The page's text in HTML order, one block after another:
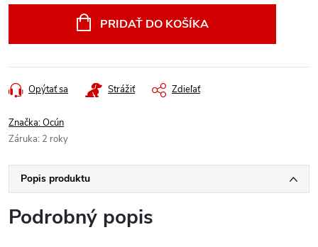
PRIDAŤ DO KOŠÍKA
Opýtať sa Strážiť Zdieľať
Značka:Ocún
Záruka: 2 roky
Popis produktu
Podrobný popis